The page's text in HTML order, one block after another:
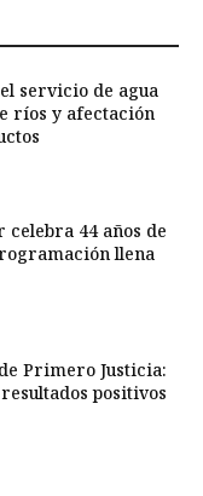
servicio de agua
ríos y afectación
celebra 44 años de
llena
Primero Justicia:
positivos